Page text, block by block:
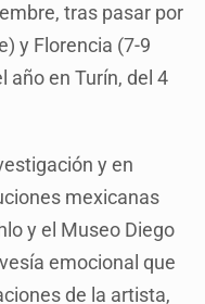
tras pasar por
y Florencia (7-9
año en Turín, del 4
y en
mexicanas
y el Museo Diego
emocional que
de la artista,